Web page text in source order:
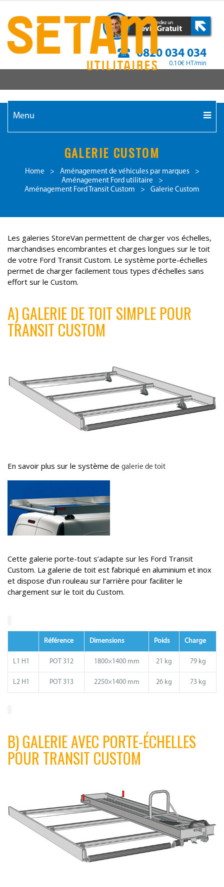
0820 034 034
0.10€ HT/min
Menu
GALERIE CUSTOM
Home > Aménagement de véhicules par marques
>
Aménagement Ford utilitaire
>
Aménagement Ford Transit Custom
> Galerie Custom
Les galeries StoreVan permettent de charger vos échelles,
marchandises encombrantes et charges longues sur le toit
de votre Ford Transit Custom. Le système porte-échelles
permet de charger facilement tous types d’échelles sans
effort sur le Custom.
A) GALERIE DE TOIT SIMPLE POUR
TRANSIT CUSTOM
En savoir plus sur le système de galerie de toit
Cette galerie porte-tout s’adapte sur les Ford Transit
Custom. La galerie de toit est fabriqué en aluminium et inox
et dispose d’un rouleau sur l’arrière pour faciliter le
chargement sur le toit du Custom.
Référence Dimensions Poids Charge
L1 H1 POT 312 1800×1400 mm 21 kg 79 kg
L2 H1 POT 313 2250×1400 mm 26 kg 73 kg
B) GALERIE AVEC PORTE-ÉCHELLES
POUR TRANSIT CUSTOM